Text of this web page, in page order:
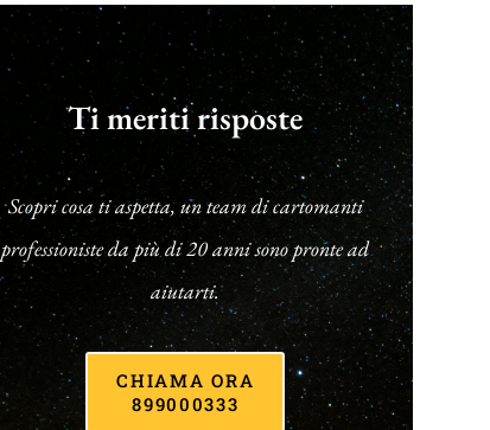
Ti meriti risposte
Scopri cosa ti aspetta, un team di cartomanti
professioniste da più di 20 anni sono pronte ad
aiutarti.
CHIAMA ORA
899000333